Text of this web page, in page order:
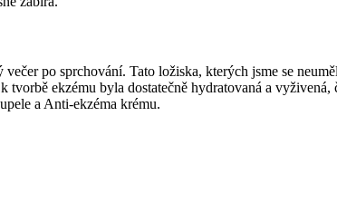
po sprchování. Tato ložiska, kterých jsme se
ekzému byla dostatečně hydratovaná a
a Anti-ekzéma krému.